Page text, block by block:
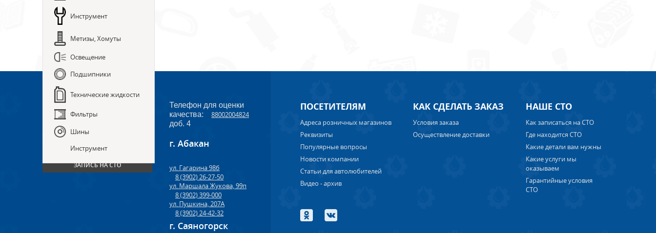
Инструмент
Метизы, Хомуты
Освещение
Подшипники
Технические жидкости
Фильтры
Шины
Инструмент
ПРЕДЗАКАЗ ЗАПЧАСТЕЙ
ЗАПИСЬ НА СТО
Телефон для оценки
качества:
88002004824
доб. 4
г. Абакан
ул. Гагарина 98б
8 (3902) 26-27-50
ул. Маршала Жукова, 99п
8 (3902) 399-000
ул. Пушкина, 207А
8 (3902) 24-42-32
г. Саяногорск
ПОСЕТИТЕЛЯМ
Адреса розничных магазинов
Реквизиты
Популярные вопросы
Новости компании
Статьи для автолюбителей
Видео - архив
КАК СДЕЛАТЬ ЗАКАЗ
Условия заказа
Осуществление доставки
НАШЕ СТО
Как записаться на СТО
Где находится СТО
Какие детали вам нужны
Какие услуги мы
оказываем
Гарантийные условия
СТО